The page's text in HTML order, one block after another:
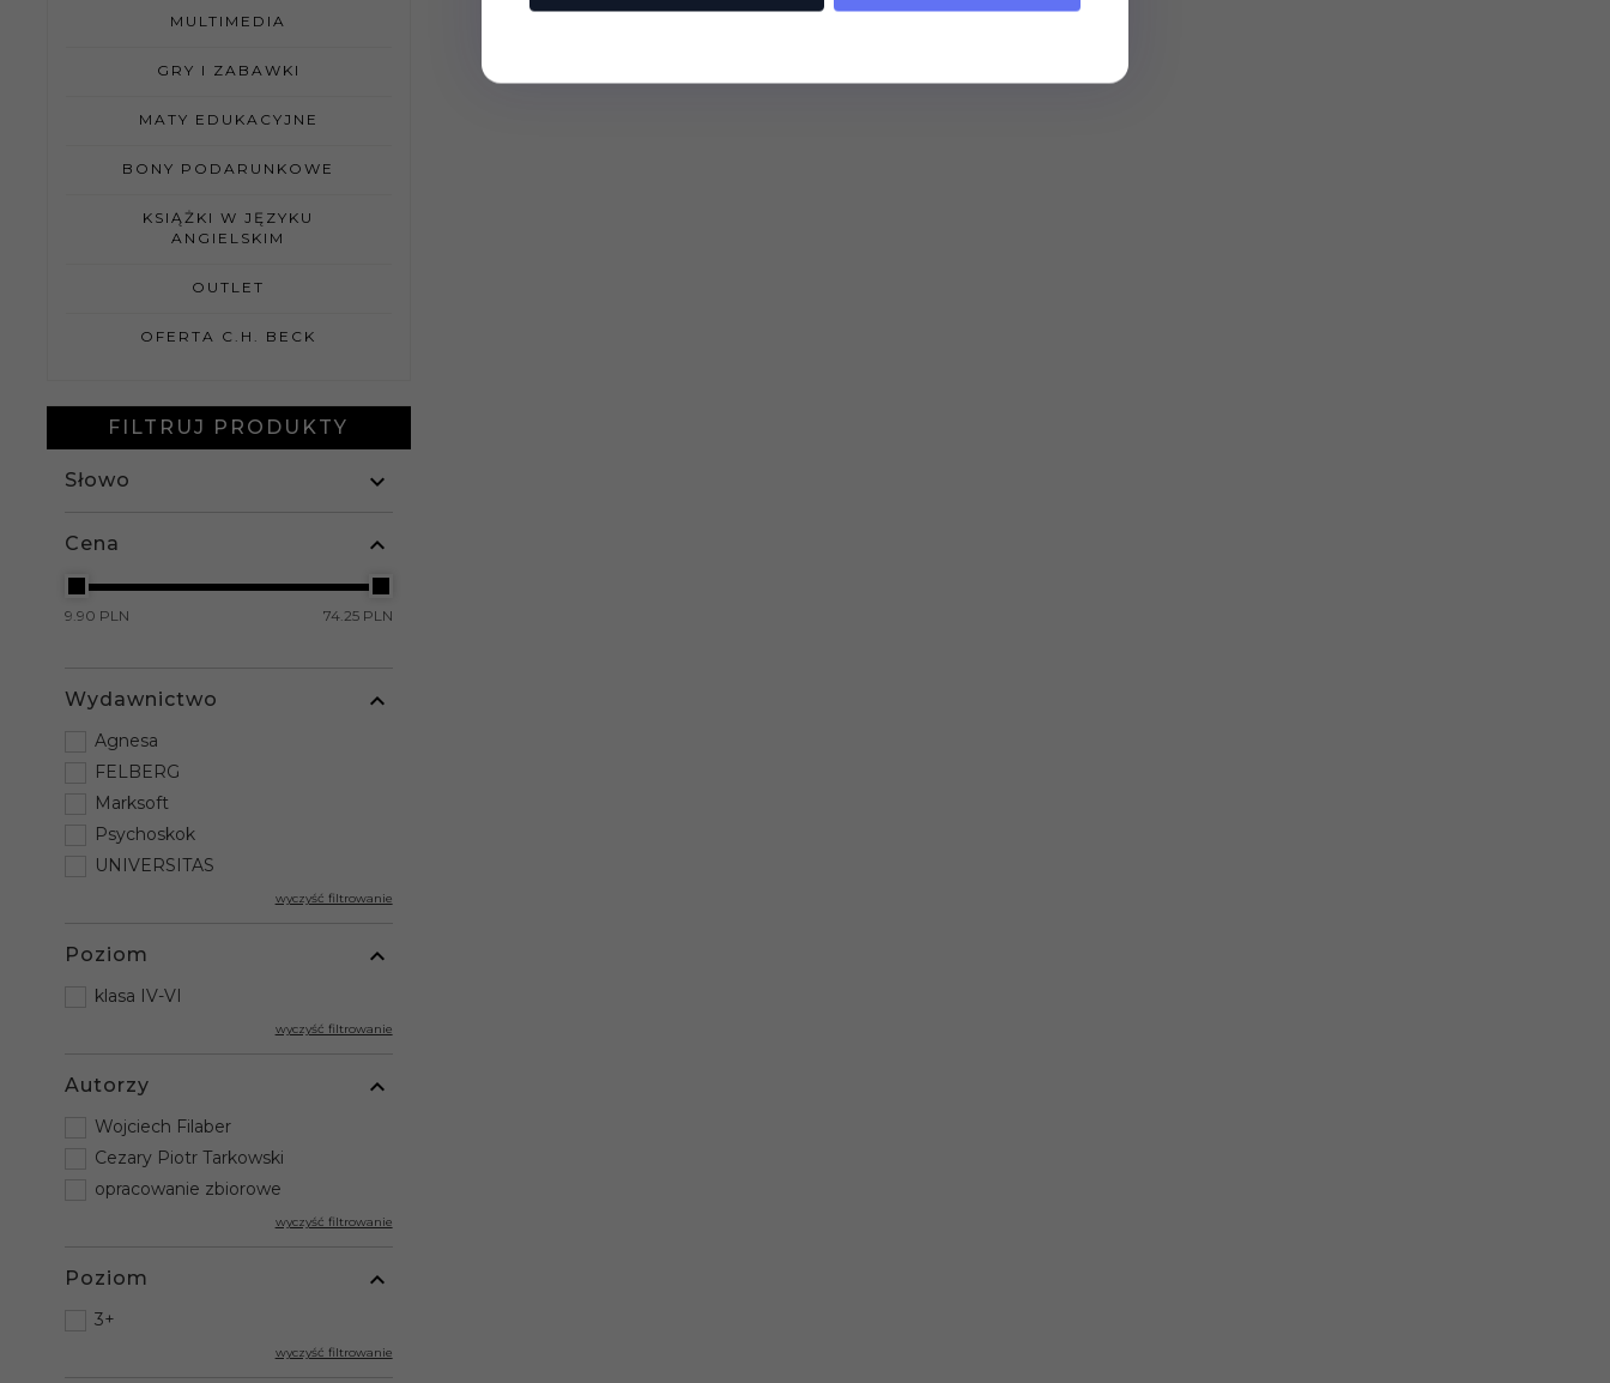
MULTIMEDIA
GRY I ZABAWKI
MATY EDUKACYJNE
BONY PODARUNKOWE
KSIĄŻKI W JĘZYKU
ANGIELSKIM
OUTLET
OFERTA C.H. BECK
FILTRUJ PRODUKTY
Słowo
Cena
9.90 PLN 74.25 PLN
Wydawnictwo
Agnesa
FELBERG
Marksoft
Psychoskok
UNIVERSITAS
wyczyść filtrowanie
Poziom
klasa IV-VI
wyczyść filtrowanie
Autorzy
Wojciech Filaber
Cezary Piotr Tarkowski
opracowanie zbiorowe
wyczyść filtrowanie
Poziom
3+
wyczyść filtrowanie